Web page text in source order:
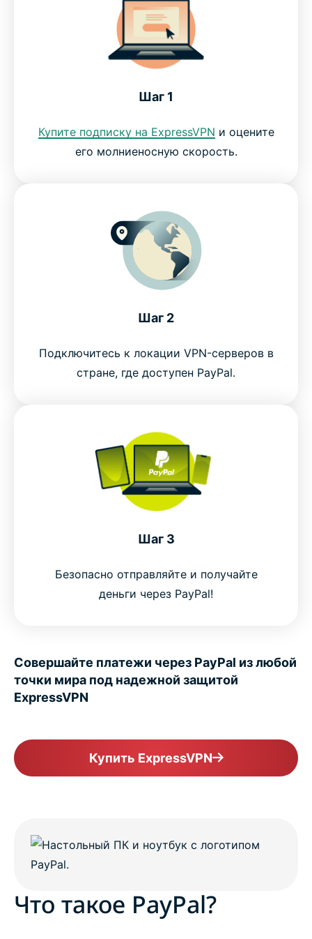
Как VPN разблокирует PayPal?
Преимущества ExpressVPN
Воспользуйтесь лучшим VPN-сервисом для
Шаг 1
Купите подписку на ExpressVPN и оцените
его молниеносную скорость.
Шаг 2
Подключитесь к локации VPN-серверов в
стране, где доступен PayPal.
Шаг 3
Безопасно отправляйте и получайте
деньги через PayPal!
Совершайте платежи через PayPal из любой
точки мира под надежной защитой
ExpressVPN
Купить ExpressVPN
Что такое PayPal?